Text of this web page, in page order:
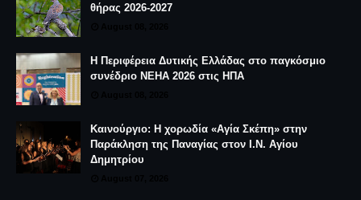
θήρας 2026-2027
Η Περιφέρεια Δυτικής Ελλάδας στο παγκόσμιο
συνέδριο NEHA 2026 στις ΗΠΑ
Καινούργιο: Η χορωδία «Αγία Σκέπη» στην
Παράκληση της Παναγίας στον Ι.Ν. Αγίου
Δημητρίου